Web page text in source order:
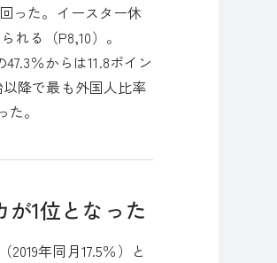
った。イースター休
る（P8,10）。
％からは11.8ポイン
以降で最も外国人比率
。
1位となった
年同月17.5％）と